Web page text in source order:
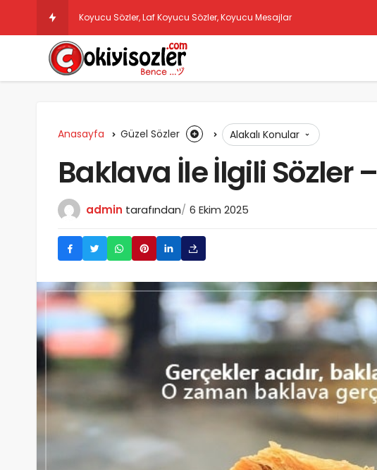
Sözlüye
Anasayfa Güzel Sözler Alakalı Konular
Baklava İle İlgili Sözler
admin tarafından 6 Ekim 2025